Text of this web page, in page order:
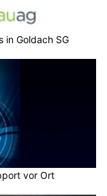
in Goldach SG
vor Ort